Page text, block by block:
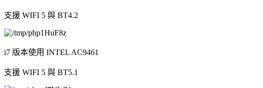
支援 WIFI 5 與 BT4.2
i7 版本使用 INTEL AC9461
支援 WIFI 5 與 BT5.1